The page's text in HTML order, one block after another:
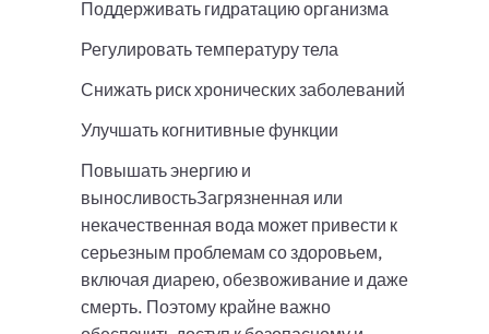
Поддерживать гидратацию организма
Регулировать температуру тела
Снижать риск хронических заболеваний
Улучшать когнитивные функции
Повышать энергию и
выносливостьЗагрязненная или
некачественная вода может привести к
серьезным проблемам со здоровьем,
включая диарею, обезвоживание и даже
смерть. Поэтому крайне важно